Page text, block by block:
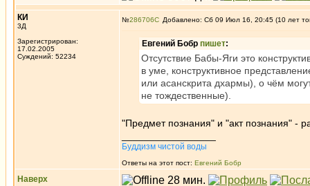
КИ
3Д
Зарегистрирован:
17.02.2005
Суждений: 52234
№286706 Добавлено: Сб 09 Июл 16, 20:45 (10 лет
Евгений Бобр пишет:
Отсутствие Бабы-Яги это
в уме, конструктивное
или асанскрита дхармы), о чём
не тождественные).
"Предмет познания" и "акт познания" -
Буддизм чистой воды
Ответы на этот пост: Евгений Бобр
Наверх